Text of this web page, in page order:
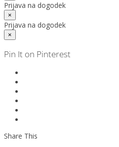
Prijava na dogodek
×
Prijava na dogodek
×
Pin It on Pinterest
Share This